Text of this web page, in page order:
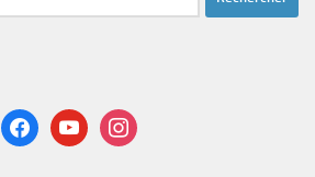
facebookyoutubeinstagram